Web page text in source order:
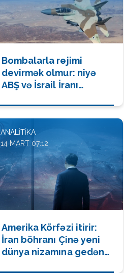
Bombalarla rejimi
devirmək olmur: niyə
ABŞ və İsrail İranı
bilmir?
ANALITIKA
14 MART 07:12
Amerika Körfəzi itirir:
İran böhranı Çinə yeni
dünya nizamına gedən